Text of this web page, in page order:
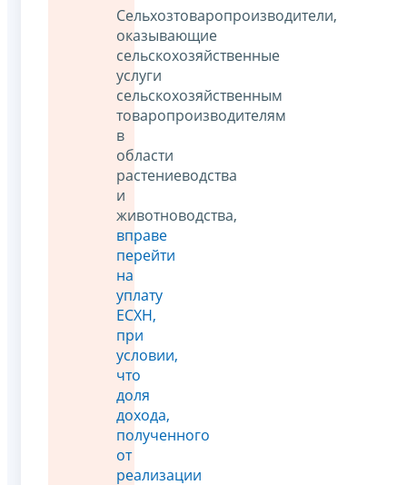
Сельхозтоваропроизводители,
оказывающие
сельскохозяйственные
услуги
сельскохозяйственным
товаропроизводителям
в
области
растениеводства
и
животноводства,
вправе
перейти
на
уплату
ЕСХН,
при
условии,
что
доля
дохода,
полученного
от
реализации